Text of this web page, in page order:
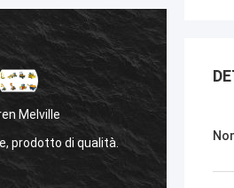
Sanёк Нижегородский
gestione, veloce e veloce.